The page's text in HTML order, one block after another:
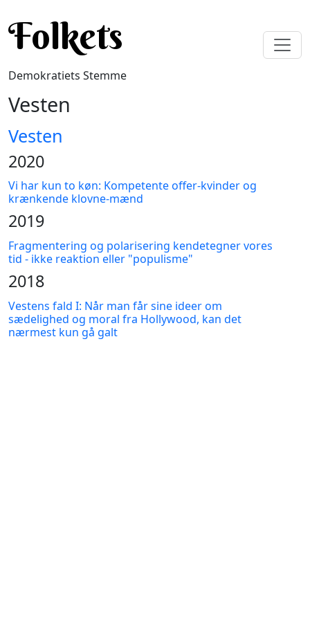
Folkets
Demokratiets Stemme
Vesten
Vesten
2020
Vi har kun to køn: Kompetente offer-kvinder og
krænkende klovne-mænd
2019
Fragmentering og polarisering kendetegner vores
tid - ikke reaktion eller "populisme"
2018
Vestens fald I: Når man får sine ideer om
sædelighed og moral fra Hollywood, kan det
nærmest kun gå galt